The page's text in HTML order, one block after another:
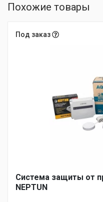
Похожие товары
Под заказ
Система защиты от
NEPTUN